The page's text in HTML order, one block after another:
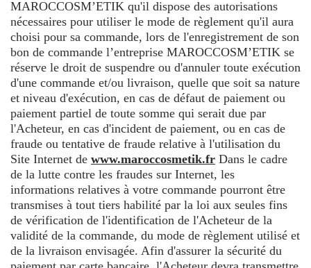
MAROCCOSM’ETIK qu'il dispose des autorisations
nécessaires pour utiliser le mode de règlement qu'il aura
choisi pour sa commande, lors de l'enregistrement de son
bon de commande l’entreprise MAROCCOSM’ETIK se
réserve le droit de suspendre ou d'annuler toute exécution
d'une commande et/ou livraison, quelle que soit sa nature
et niveau d'exécution, en cas de défaut de paiement ou
paiement partiel de toute somme qui serait due par
l'Acheteur, en cas d'incident de paiement, ou en cas de
fraude ou tentative de fraude relative à l'utilisation du
Site Internet de www.maroccosmetik.fr Dans le cadre
de la lutte contre les fraudes sur Internet, les
informations relatives à votre commande pourront être
transmises à tout tiers habilité par la loi aux seules fins
de vérification de l'identification de l'Acheteur de la
validité de la commande, du mode de règlement utilisé et
de la livraison envisagée. Afin d'assurer la sécurité du